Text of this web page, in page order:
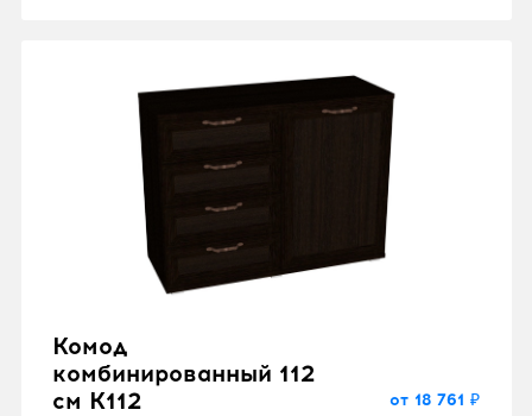
Комод
комбинированный 112
см K112
от 18 761 ₽